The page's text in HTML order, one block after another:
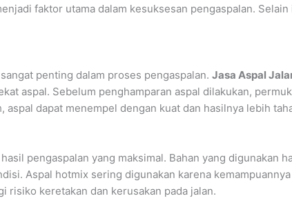
faktor utama dalam kesuksesan pengaspalan.
penting dalam proses pengaspalan. Jasa Aspal
aspal. Sebelum penghamparan aspal dilakukan,
dapat menempel dengan kuat dan hasilnya lebih
pengaspalan yang maksimal. Bahan yang digunakan
Aspal hotmix sering digunakan karena
risiko keretakan dan kerusakan pada jalan.